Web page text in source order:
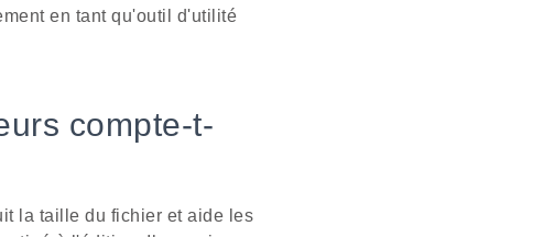
en tant qu'outil d'utilité
compte-t-
la taille du fichier et aide les